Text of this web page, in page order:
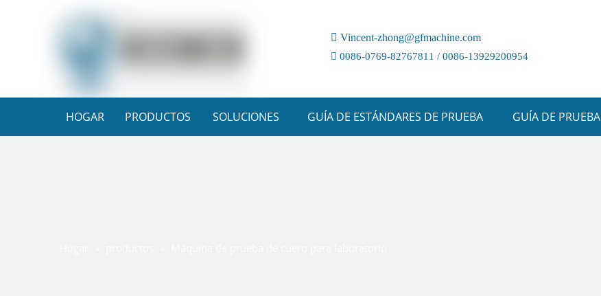
 Vincent-zhong@gfmachine.com
 0086-0769-82767811 / 0086-13929200954
HOGAR PRODUCTOS SOLUCIONES GUÍA DE ESTÁNDARES DE PRUEBA GUÍA DE PRUEBA